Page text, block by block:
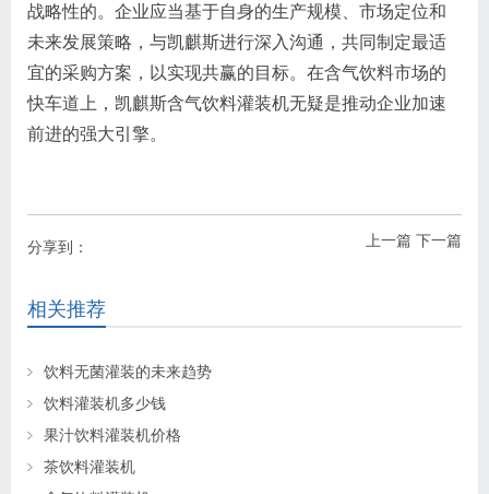
战略性的。企业应当基于自身的生产规模、市场定位和
未来发展策略，与凯麒斯进行深入沟通，共同制定最适
宜的采购方案，以实现共赢的目标。在含气饮料市场的
快车道上，凯麒斯含气饮料灌装机无疑是推动企业加速
前进的强大引擎。
上一篇 下一篇
分享到：
相关推荐
饮料无菌灌装的未来趋势
饮料灌装机多少钱
果汁饮料灌装机价格
茶饮料灌装机